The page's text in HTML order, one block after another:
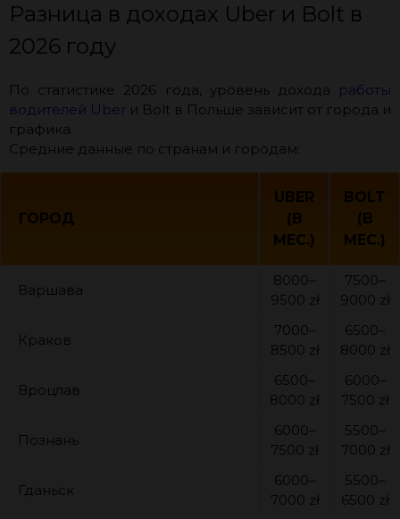
Разница в доходах Uber и Bolt в
2026 году
По статистике 2026 года, уровень дохода
работы
водителей Uber и Bolt в Польше зависит от города и
графика.
Средние данные по странам и городам:
ГОРОД
UBER
(В
МЕС.)
BOLT
(В
МЕС.)
Варшава
8000–
9500 zł
7500–
9000 zł
Краков
7000–
8500 zł
6500–
8000 zł
Вроцлав
6500–
8000 zł
6000–
7500 zł
Познань
6000–
7500 zł
5500–
7000 zł
Гданьск
6000–
7000 zł
5500–
6500 zł